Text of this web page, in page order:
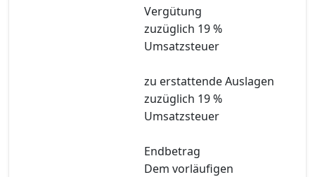
Vergütung
zuzüglich 19 %
Umsatzsteuer
zu erstattende Auslagen
zuzüglich 19 %
Umsatzsteuer
Endbetrag
Dem vorläufigen